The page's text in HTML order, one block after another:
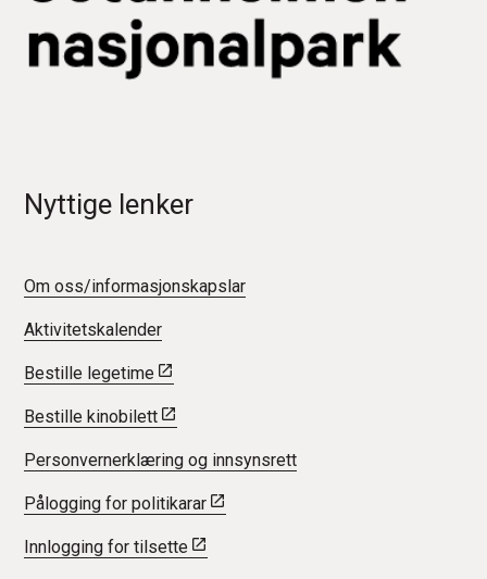
Nyttige lenker
Om oss/informasjonskapslar
Aktivitetskalender
Bestille legetime
Bestille kinobilett
Personvernerklæring og innsynsrett
Pålogging for politikarar
Innlogging for tilsette